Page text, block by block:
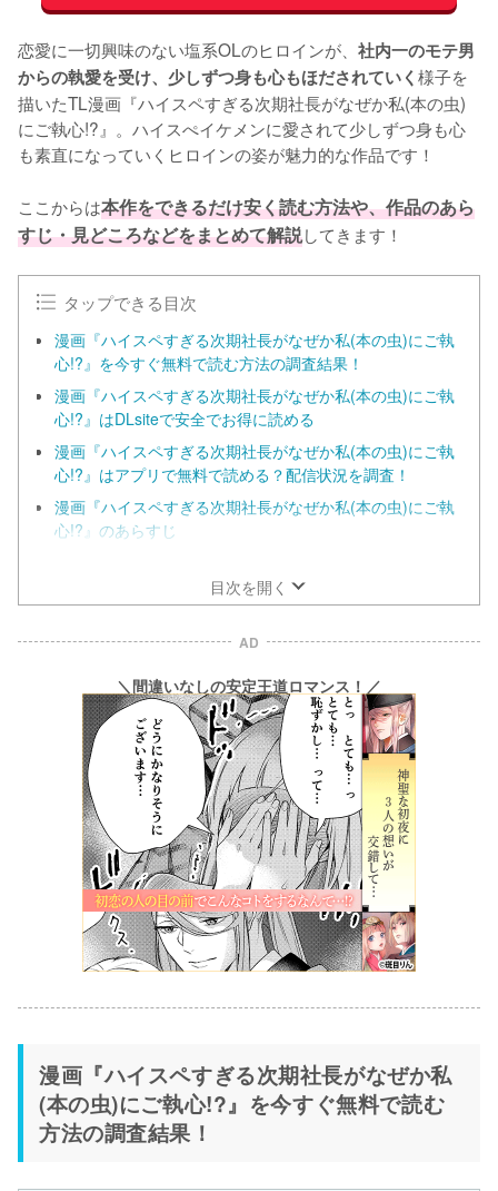
恋愛に一切興味のない塩系OLのヒロインが、 社内一のモテ男
からの執愛を受け、少しずつ身も心もほだされていく様子を
描いたTL漫画『ハイスペすぎる次期社長がなぜか私(本の虫)
にご執心!?』。ハイスぺイケメンに愛されて少しずつ身も心
も素直になっていくヒロインの姿が魅力的な作品です！
ここからは本作をできるだけ安く読む方法や、作品のあら
すじ・見どころなどをまとめて解説してきます！
タップできる目次
漫画『ハイスペすぎる次期社長がなぜか私(本の虫)にご執
心!?』を今すぐ無料で読む方法の調査結果！
漫画『ハイスペすぎる次期社長がなぜか私(本の虫)にご執
心!?』はDLsiteで安全でお得に読める
漫画『ハイスペすぎる次期社長がなぜか私(本の虫)にご執
心!?』はアプリで無料で読める？配信状況を調査！
漫画『ハイスペすぎる次期社長がなぜか私(本の虫)にご執
心!?』のあらすじ
目次を開く
AD
＼間違いなしの安定王道ロマンス！／
漫画『ハイスペすぎる次期社長がなぜか私
(本の虫)にご執心!?』を今すぐ無料で読む
方法の調査結果！